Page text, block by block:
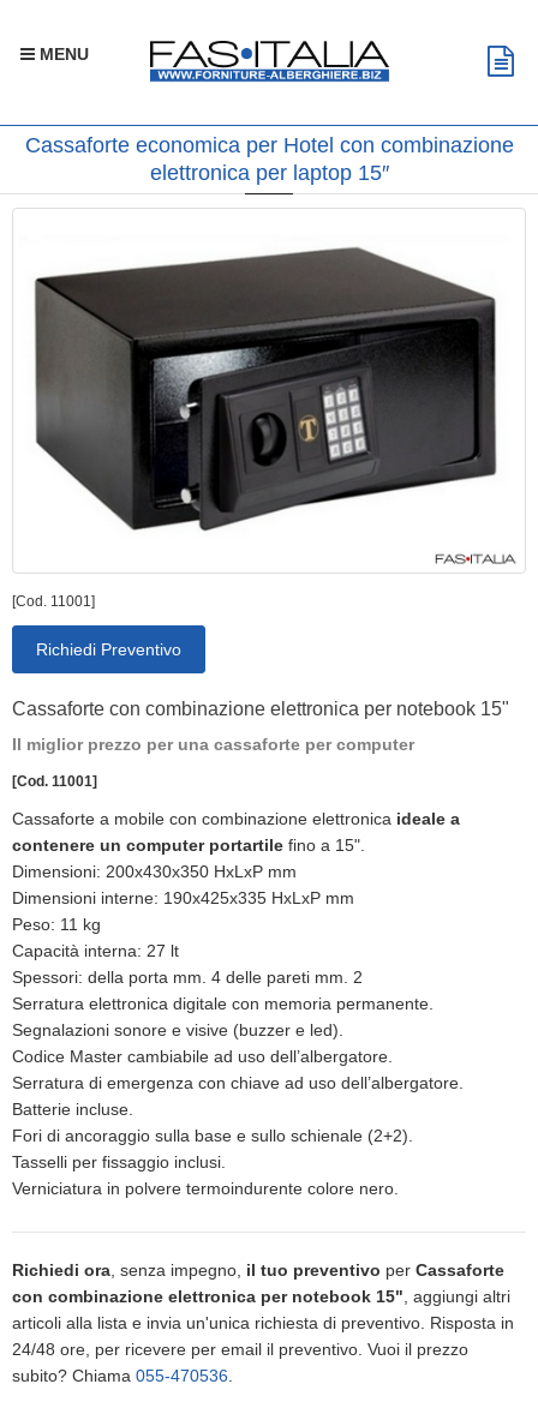
MENU
Cassaforte economica per Hotel con combinazione
elettronica per laptop 15″
[Cod. 11001]
Richiedi Preventivo
Cassaforte con combinazione elettronica per notebook 15"
Il miglior prezzo per una cassaforte per computer
[Cod. 11001]
Cassaforte a mobile con combinazione elettronica ideale a
contenere un computer portartile fino a 15".
Dimensioni: 200x430x350 HxLxP mm
Dimensioni interne: 190x425x335 HxLxP mm
Peso: 11 kg
Capacità interna: 27 lt
Spessori: della porta mm. 4 delle pareti mm. 2
Serratura elettronica digitale con memoria permanente.
Segnalazioni sonore e visive (buzzer e led).
Codice Master cambiabile ad uso dell’albergatore.
Serratura di emergenza con chiave ad uso dell’albergatore.
Batterie incluse.
Fori di ancoraggio sulla base e sullo schienale (2+2).
Tasselli per fissaggio inclusi.
Verniciatura in polvere termoindurente colore nero.
Richiedi ora, senza impegno, il tuo preventivo per Cassaforte
con combinazione elettronica per notebook 15", aggiungi altri
articoli alla lista e invia un'unica richiesta di preventivo. Risposta in
24/48 ore, per ricevere per email il preventivo. Vuoi il prezzo
subito? Chiama 055-470536.